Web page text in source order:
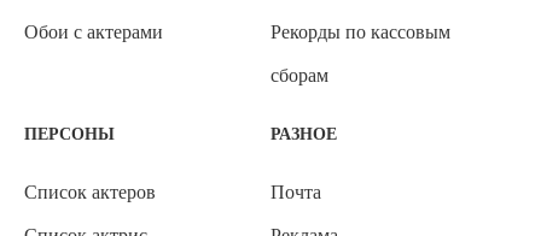
Обои с актерами Рекорды по кассовым
сборам
ПЕРСОНЫ
Список актеров
РАЗНОЕ
Почта